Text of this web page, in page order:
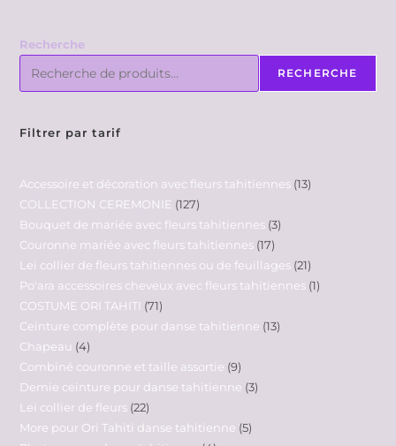
Recherche
RECHERCHE
Filtrer par tarif
Accessoire et décoration avec fleurs tahitiennes 13
COLLECTION CEREMONIE 127
Bouquet de mariée avec fleurs tahitiennes 3
Couronne mariée avec fleurs tahitiennes 17
Lei collier de fleurs tahitiennes ou de feuillages 21
Po'ara accessoires cheveux avec fleurs tahitiennes 1
COSTUME ORI TAHITI
71
Ceinture complète pour danse tahitienne 13
Chapeau 4
Combiné couronne et taille assortie 9
Demie ceinture pour danse tahitienne 3
Lei collier de fleurs 22
More pour Ori Tahiti danse tahitienne 5